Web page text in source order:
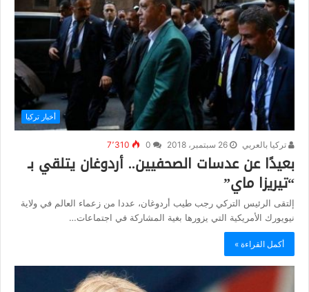
أخبار تركيا
تركيا بالعربي 26 سبتمبر، 2018 7٬310
بعيدًا عن عدسات الصحفيين.. أردوغان يتلقي بـ
“تيريزا ماي”
إلتقى الرئيس التركي رجب طيب أردوغان، عددا من زعماء العالم في ولاية
نيويورك الأمريكية التي يزورها بغية المشاركة في اجتماعات…
أكمل القراءة »